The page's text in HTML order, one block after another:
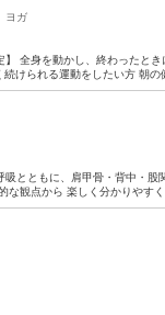
ヨガ
全身を動かし、終わったと
けられる運動をしたい方 朝の
とともに、肩甲骨・背中・股
な観点から 楽しく分かりやす